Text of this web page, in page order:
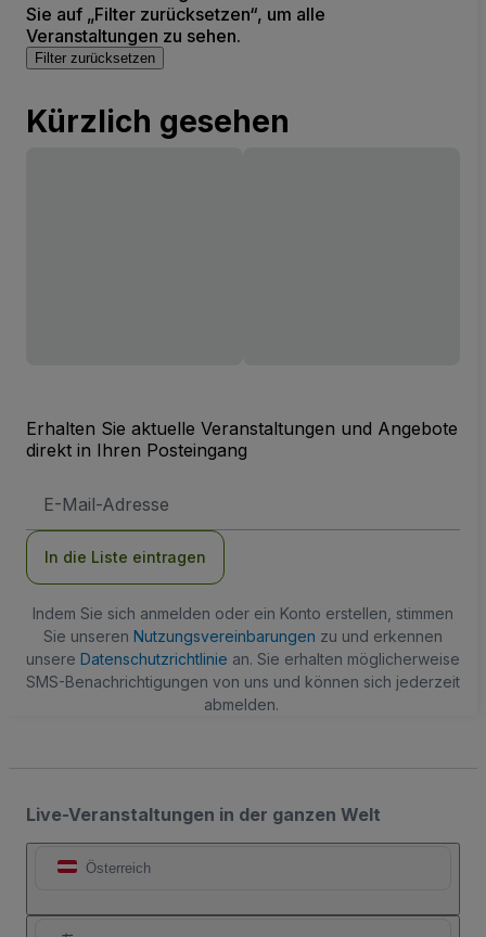
Sie auf „Filter zurücksetzen“, um alle
Veranstaltungen zu sehen.
Filter zurücksetzen
Kürzlich gesehen
Erhalten Sie aktuelle Veranstaltungen und Angebote
direkt in Ihren Posteingang
Mail-
In die Liste eintragen
Indem Sie sich anmelden oder ein Konto erstellen, stimmen
Sie unseren Nutzungsvereinbarungen zu und erkennen
unsere Datenschutzrichtlinie an. Sie erhalten möglicherweise
SMS-Benachrichtigungen von uns und können sich jederzeit
abmelden.
Live-Veranstaltungen in der ganzen Welt
Österreich